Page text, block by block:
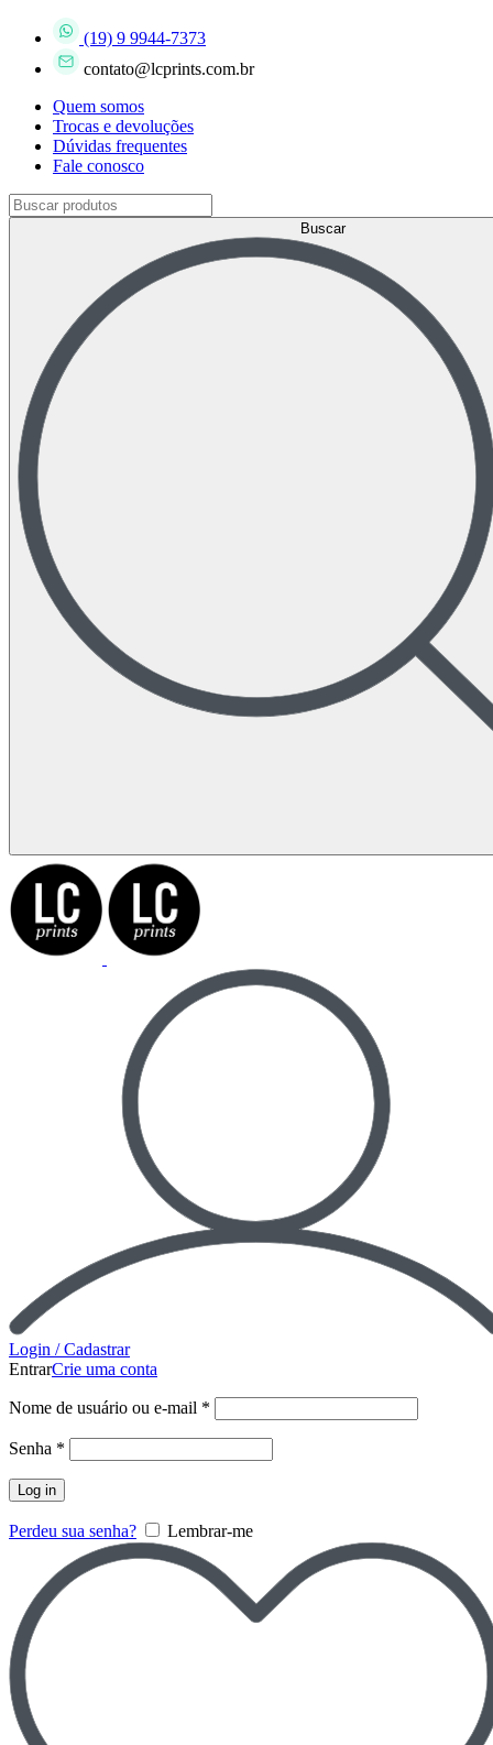
(19) 9 9944-7373
contato@lcprints.com.br
Quem somos
Trocas e devoluções
Dúvidas frequentes
Fale conosco
Buscar
Login / Cadastrar
EntrarCrie uma conta
Nome de usuário ou e-mail *
Senha *
Log in
Perdeu sua senha? Lembrar-me